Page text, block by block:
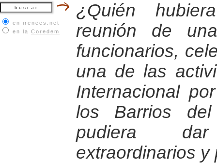
en irenees.net
en la Coredem
¿Quién
reunión de
funcionarios,
una de las
Internacional
los Barrios
pudiera
extraordinarios y